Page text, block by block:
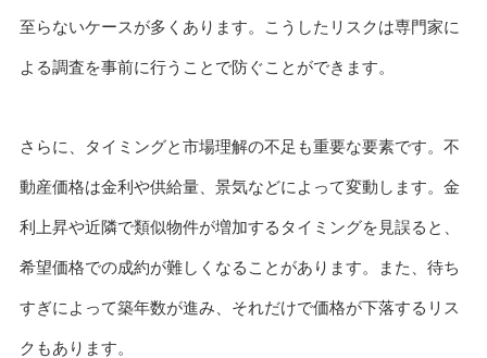
至らないケースが多くあります。こうしたリスクは専門家に
よる調査を事前に行うことで防ぐことができます。
さらに、タイミングと市場理解の不足も重要な要素です。不
動産価格は金利や供給量、景気などによって変動します。金
利上昇や近隣で類似物件が増加するタイミングを見誤ると、
希望価格での成約が難しくなることがあります。また、待ち
すぎによって築年数が進み、それだけで価格が下落するリス
クもあります。